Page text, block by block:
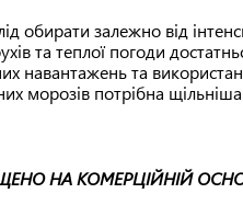
обирати залежно від
та теплої погоди
навантажень та
морозів потрібна
НА КОМЕРЦІЙНІЙ